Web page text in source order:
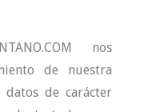
nos
de nuestra
de carácter